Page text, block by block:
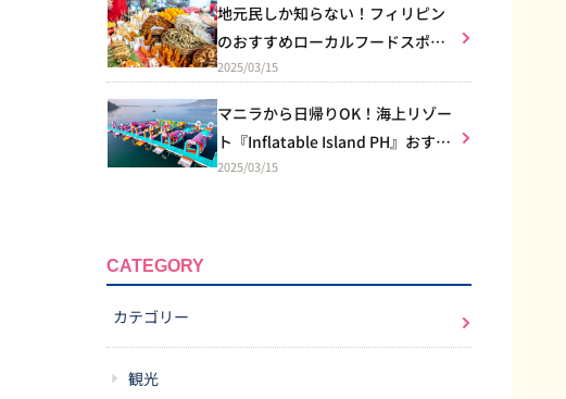
地元民しか知らない！フィリピン
のおすすめローカルフードスポッ
トを紹介♪
2025/03/15
マニラから日帰りOK！海上リゾー
ト『Inflatable Island PH』おすす
め南国バカンス！
2025/03/15
CATEGORY
カテゴリー
観光